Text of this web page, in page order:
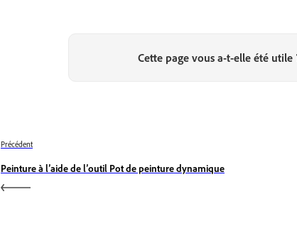
Cette page vous a-t-elle été utile
Précédent
Peinture à l’aide de l’outil Pot de peinture dynamique